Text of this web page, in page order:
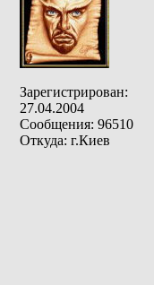
Зарегистрирован:
27.04.2004
Сообщения: 96510
Откуда: г.Киев